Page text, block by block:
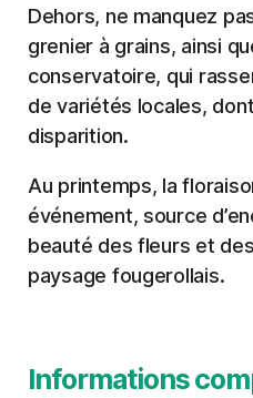
Dehors, ne manquez
grenier à grains, ainsi
conservatoire, qui
de variétés locales,
disparition.
Au printemps, la
événement, source
beauté des fleurs et
paysage fougerollais.
Informations